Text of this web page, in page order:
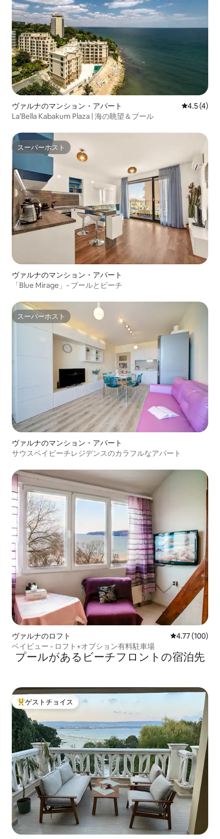
ヴァルナのマンション・アパート レビュー4
4.5 (4)
La'Bella Kabakum Plaza | 海の眺望＆プール
スーパーホスト
スーパーホスト
ヴァルナのマンション・アパート
「Blue Mirage」- プールとビーチ
スーパーホスト
スーパーホスト
ヴァルナのマンション・アパート
サウスベイビーチレジデンスのカラフルなアパート
ヴァルナのロフト レビュー100
4.77 (100)
ベイビュー - ロフト+オプション有料駐車場
プールがあるビーチフロントの宿泊先
大好評のゲストチョイスです。
ゲストチョイス